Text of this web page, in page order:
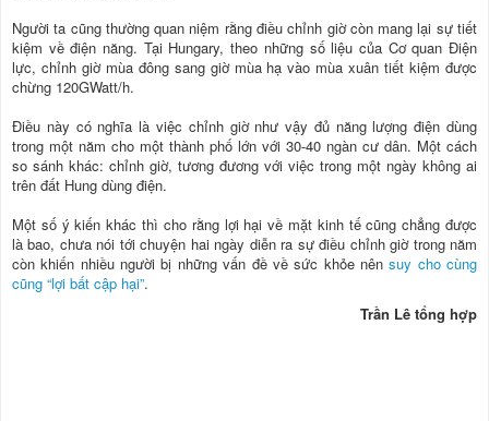
Người ta cũng thường quan niệm rằng điều chỉnh giờ còn mang lại sự tiết
kiệm về điện năng. Tại Hungary, theo những số liệu của Cơ quan Điện
lực, chỉnh giờ mùa đông sang giờ mùa hạ vào mùa xuân tiết kiệm được
chừng 120GWatt/h.
Điều này có nghĩa là việc chỉnh giờ như vậy đủ năng lượng điện dùng
trong một năm cho một thành phố lớn với 30-40 ngàn cư dân. Một cách
so sánh khác: chỉnh giờ, tương đương với việc trong một ngày không ai
trên đất Hung dùng điện.
Một số ý kiến khác thì cho rằng lợi hại về mặt kinh tế cũng chẳng được
là bao, chưa nói tới chuyện hai ngày diễn ra sự điều chỉnh giờ trong năm
còn khiến nhiều người bị những vấn đề về sức khỏe nênsuy cho cùng
cũng “lợi bất cập hại”.
Trần Lê tổng hợp